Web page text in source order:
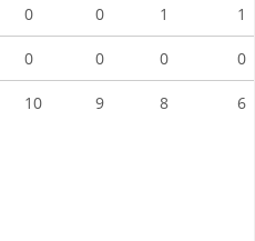
0 0 1 1
0 0 0 0
10 9 8 6